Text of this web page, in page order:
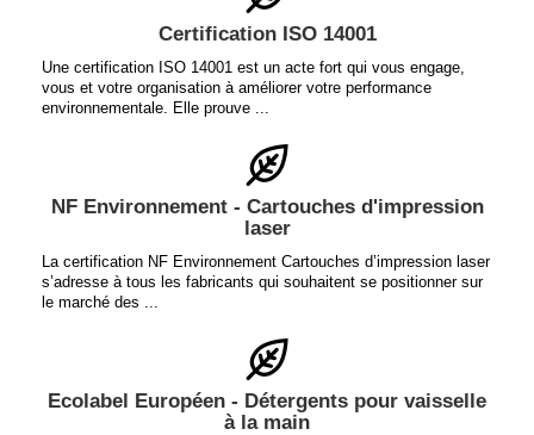
Certification ISO 14001
Une certification ISO 14001 est un acte fort qui vous engage,
vous et votre organisation à améliorer votre performance
environnementale. Elle prouve ...
NF Environnement - Cartouches d'impression
laser
La certification NF Environnement Cartouches d’impression laser
s’adresse à tous les fabricants qui souhaitent se positionner sur
le marché des ...
Ecolabel Européen - Détergents pour vaisselle
à la main